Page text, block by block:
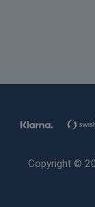
Copyright ©